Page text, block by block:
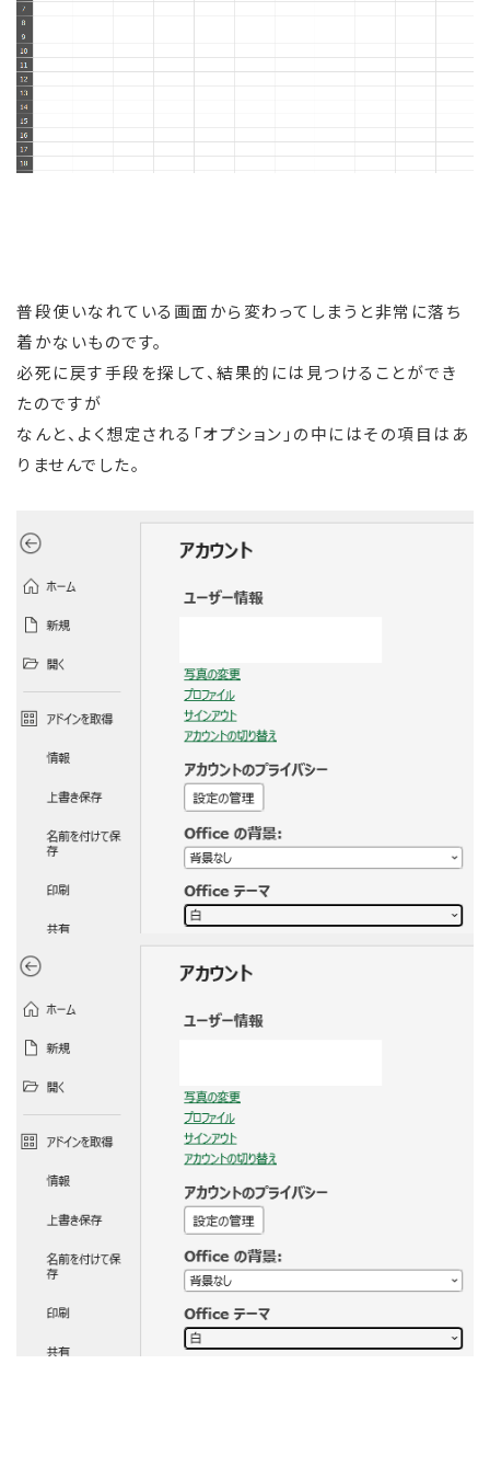
普段使いなれている画面から変わってしまうと非常に落ち
着かないものです。
必死に戻す手段を探して、結果的には見つけることができ
たのですが
なんと、よく想定される「オプション」の中にはその項目はあ
りませんでした。